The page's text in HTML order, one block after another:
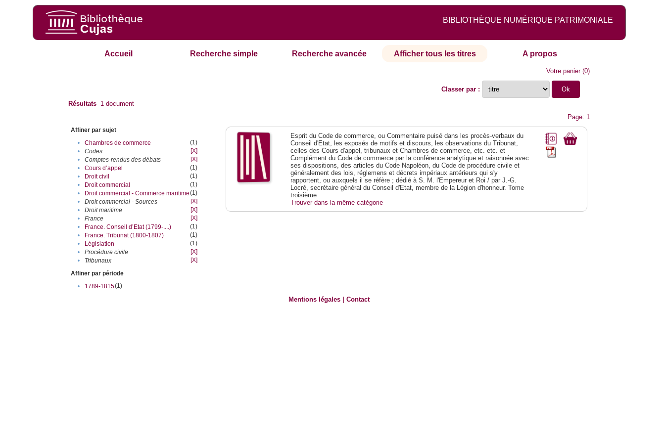
BIBLIOTHÈQUE NUMÉRIQUE PATRIMONIALE
Accueil Recherche simple Recherche avancée Afficher tous les titres A propos
Votre panier(0)
Classer par :
Résultats 1 document
Page: 1
Affiner par sujet
•
Chambres de commerce
(1)
•
Codes
[X]
•
Comptes-rendus des débats
[X]
•
Cours d’appel
(1)
•
Droit civil
(1)
•
Droit commercial
(1)
•
Droit commercial - Commerce maritime(1)
•
Droit commercial - Sources
[X]
•
Droit maritime
[X]
•
France
[X]
•
France. Conseil d’Etat (1799-....)
(1)
•
France. Tribunat (1800-1807)
(1)
•
Législation
(1)
•
Procédure civile
[X]
•
Tribunaux
[X]
Affiner par période
•
1789-1815(1)
Esprit du Code de commerce, ou Commentaire puisé dans les procès-verbaux du
Conseil d'Etat, les exposés de motifs et discours, les observations du Tribunat,
celles des Cours d'appel, tribunaux et Chambres de commerce, etc. etc. et
Complément du Code de commerce par la conférence analytique et raisonnée avec
ses dispositions, des articles du Code Napoléon, du Code de procédure civile et
généralement des lois, réglemens et décrets impériaux antérieurs qui s'y
rapportent, ou auxquels il se réfère ; dédié à S. M. l'Empereur et Roi / par J.-G.
Locré, secrétaire général du Conseil d'Etat, membre de la Légion d'honneur. Tome
troisième
Trouver dans la même catégorie
Mentions légales |Contact